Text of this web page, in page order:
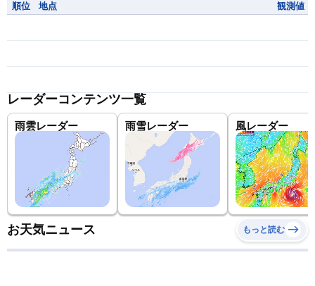
順位 地点 観測値
レーダーコンテンツ一覧
雨雲レーダー 雨雪レーダー 風レーダー
お天気ニュース もっと読む